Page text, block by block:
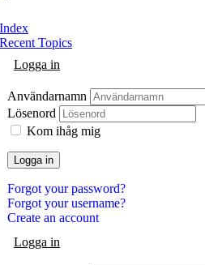
Index
Recent Topics
Logga in
Användarnamn
Lösenord
Kom ihåg mig
Logga in
Forgot your password?
Forgot your username?
Create an account
Logga in